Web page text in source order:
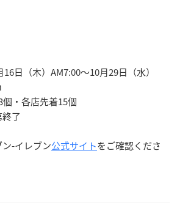
日（木）AM7:00～10月29日（水）
・各店先着15個
了
-イレブン公式サイトをご確認くださ